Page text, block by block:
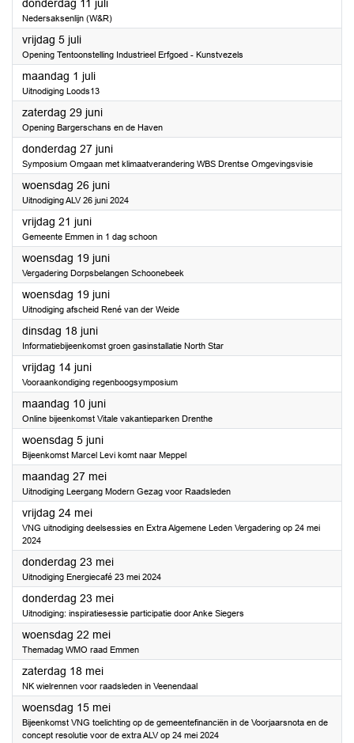
donderdag 11 juli
Nedersaksenlijn (W&R)
vrijdag 5 juli2024
Opening Tentoonstelling Industrieel Erfgoed - Kunstvezels
maandag 1 juli2024
Uitnodiging Loods13
zaterdag 29 juni2024
Opening Bargerschans en de Haven
donderdag 27 juni2024
Symposium Omgaan met klimaatverandering WBS Drentse Omgevingsvisie
woensdag 26 juni2024
Uitnodiging ALV 26 juni 2024
vrijdag 21 juni2024
Gemeente Emmen in 1 dag schoon
woensdag 19 juni2024
Vergadering Dorpsbelangen Schoonebeek
woensdag 19 juni2024
Uitnodiging afscheid René van der Weide
dinsdag 18 juni2024
Informatiebijeenkomst groen gasinstallatie North Star
vrijdag 14 juni2024
Vooraankondiging regenboogsymposium
maandag 10 juni2024
Online bijeenkomst Vitale vakantieparken Drenthe
woensdag 5 juni2024
Bijeenkomst Marcel Levi komt naar Meppel
maandag 27 mei2024
Uitnodiging Leergang Modern Gezag voor Raadsleden
vrijdag 24 mei2024
VNG uitnodiging deelsessies en Extra Algemene Leden Vergadering op 24 mei
2024
donderdag 23 mei2024
Uitnodiging Energiecafé 23 mei 2024
donderdag 23 mei2024
Uitnodiging: inspiratiesessie participatie door Anke Siegers
woensdag 22 mei2024
Themadag WMO raad Emmen
zaterdag 18 mei2024
NK wielrennen voor raadsleden in Veenendaal
woensdag 15 mei2024
Bijeenkomst VNG toelichting op de gemeentefinanciën in de Voorjaarsnota en de
concept resolutie voor de extra ALV op 24 mei 2024